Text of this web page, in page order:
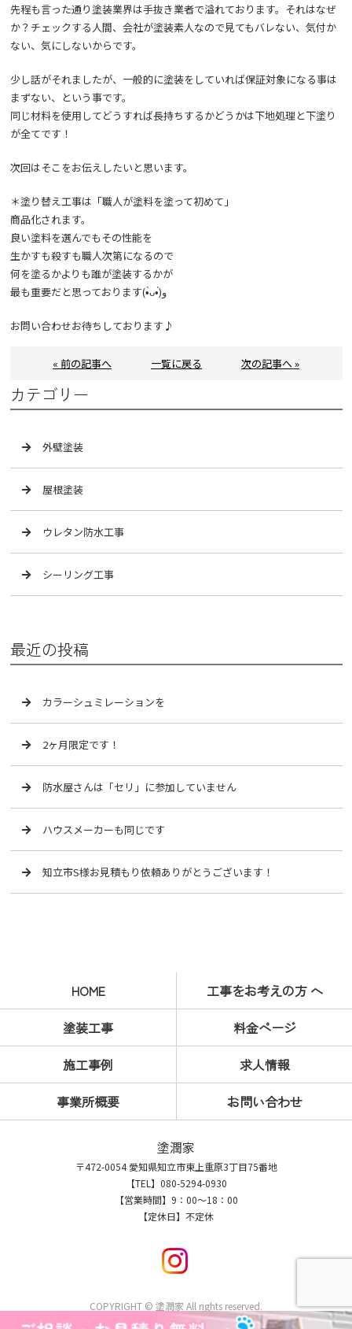
先程も言った通り塗装業界は手抜き業者で溢れております。それはなぜ
か？チェックする人間、会社が塗装素人なので見てもバレない、気付か
ない、気にしないからです。
少し話がそれましたが、一般的に塗装をしていれば保証対象になる事は
まずない、という事です。
同じ材料を使用してどうすれば長持ちするかどうかは下地処理と下塗り
が全てです！
次回はそこをお伝えしたいと思います。
＊塗り替え工事は「職人が塗料を塗って初めて」
商品化されます。
良い塗料を選んでもその性能を
生かすも殺すも職人次第になるので
何を塗るかよりも誰が塗装するかが
最も重要だと思っております(•̀ᴗ•́)و
お問い合わせお待ちしております♪
« 前の記事へ 一覧に戻る 次の記事へ »
カテゴリー
外壁塗装
屋根塗装
ウレタン防水工事
シーリング工事
最近の投稿
カラーシュミレーションを
2ヶ月限定です！
防水屋さんは「セリ」に参加していません
ハウスメーカーも同じです
知立市S様お見積もり依頼ありがとうございます！
HOME
工事をお考えの方 へ
塗装工事
料金ページ
施工事例
求人情報
事業所概要
お問い合わせ
塗潤家
〒472-0054 愛知県知立市東上重原3丁目75番地
【TEL】080-5294-0930
【営業時間】9：00～18：00
【定休日】不定休
COPYRIGHT © 塗潤家 All rights reserved.